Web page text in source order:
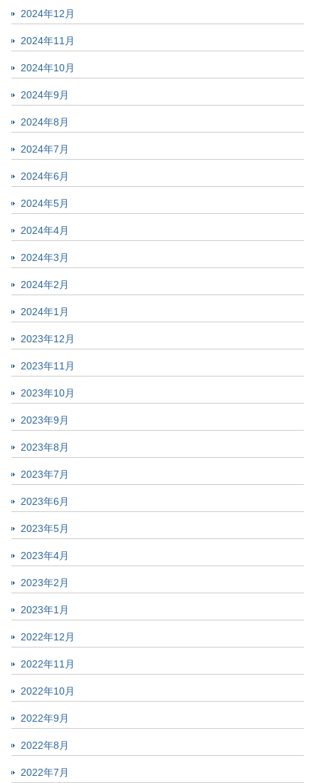
2024年12月
2024年11月
2024年10月
2024年9月
2024年8月
2024年7月
2024年6月
2024年5月
2024年4月
2024年3月
2024年2月
2024年1月
2023年12月
2023年11月
2023年10月
2023年9月
2023年8月
2023年7月
2023年6月
2023年5月
2023年4月
2023年2月
2023年1月
2022年12月
2022年11月
2022年10月
2022年9月
2022年8月
2022年7月